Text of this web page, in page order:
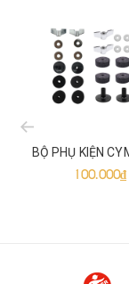
BỘ PHỤ KIỆN
100.000₫